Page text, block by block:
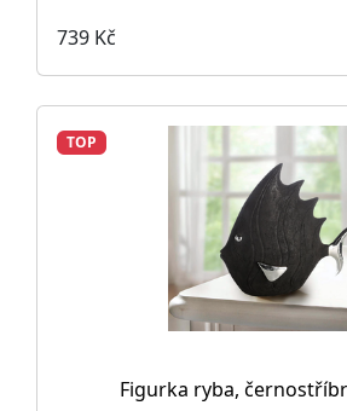
739 Kč
TOP
Figurka ryba,